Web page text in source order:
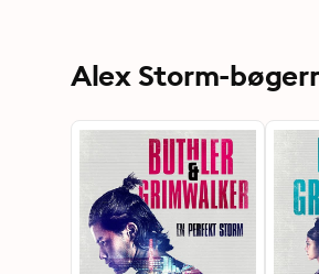
Alex Storm-